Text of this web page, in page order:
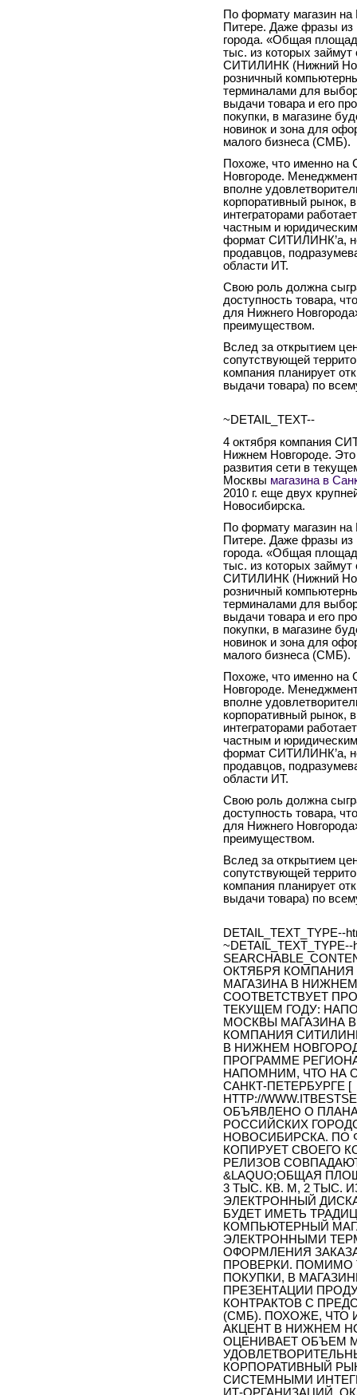
По формату магазин на
Питере. Даже фразы из
города. «Общая
тыс. из которых
СИТИЛИНК (Нижний
розничный
терминалами для
выдачи товара и его
покупки, в магазине
новинок и зона для
малого бизнеса (СМБ).
Похоже, что именно на
Новгороде.
вполне
корпоративный рынок,
интеграторами
частным и
формат СИТИЛИНК’а,
продавцов,
области ИТ.
Свою роль должна
доступность товара,
для Нижнего
преимуществом.
Вслед за открытием
сопутствующей
компания планирует
выдачи товара) по
~DETAIL_TEXT--
4 октября компания
Нижнем Новгороде. Это
развития сети в
Москвы магазина в
2010 г. еще двух
Новосибирска.
По формату магазин на
Питере. Даже фразы из
города. «Общая
тыс. из которых
СИТИЛИНК (Нижний
розничный
терминалами для
выдачи товара и его
покупки, в магазине
новинок и зона для
малого бизнеса (СМБ).
Похоже, что именно на
Новгороде.
вполне
корпоративный рынок,
интеграторами
частным и
формат СИТИЛИНК’а,
продавцов,
области ИТ.
Свою роль должна
доступность товара,
для Нижнего
преимуществом.
Вслед за открытием
сопутствующей
компания планирует
выдачи товара) по
DETAIL_TEXT_TYPE--
~DETAIL_TEXT_TYPE--
ОКТЯБРЯ КОМПАНИЯ
МАГАЗИНА В
СООТВЕТСТВУЕТ
ТЕКУЩЕМ ГОДУ:
МОСКВЫ МАГАЗИНА В
КОМПАНИЯ
В НИЖНЕМ
ПРОГРАММЕ
НАПОМНИМ, ЧТО НА
САНКТ-ПЕТЕРБУРГЕ [
HTTP://
ОБЪЯВЛЕНО О
РОССИЙСКИХ
НОВОСИБИРСКА. ПО
КОПИРУЕТ СВОЕГО
РЕЛИЗОВ
&LAQUO;ОБЩАЯ
3 ТЫС. КВ. М, 2 ТЫС.
ЭЛЕКТРОННЫЙ
БУДЕТ ИМЕТЬ
КОМПЬЮТЕРНЫЙ
ЭЛЕКТРОННЫМИ
ОФОРМЛЕНИЯ
ПРОВЕРКИ. ПОМИМО
ПОКУПКИ, В
ПРЕЗЕНТАЦИИ
КОНТРАКТОВ С
(СМБ). ПОХОЖЕ, ЧТО
АКЦЕНТ В НИЖНЕМ
ОЦЕНИВАЕТ ОБЪЕМ
КОРПОРАТИВНЫЙ
СИСТЕМНЫМИ